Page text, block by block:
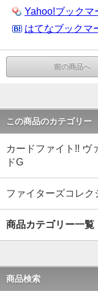
Yahoo!ブックマ
はてなブックマ
前の商品へ
この商品のカテゴリー
カードファイト!! ヴ
ドG
ファイターズコレ
商品カテゴリー一覧
商品検索